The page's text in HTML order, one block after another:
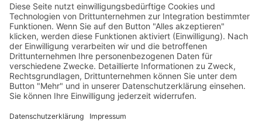
Kontakt Versandkosten und Lieferung
Zahlungsarten
FAQ – Häufig gestellte Fragen
Mein Konto
Allgemeine Geschäftsbedingungen
Datenschutz
Impressum
Barrierefreiheit
Cookie-Einstellungen
Widerrufsbelehrung
Vertrag widerrufen